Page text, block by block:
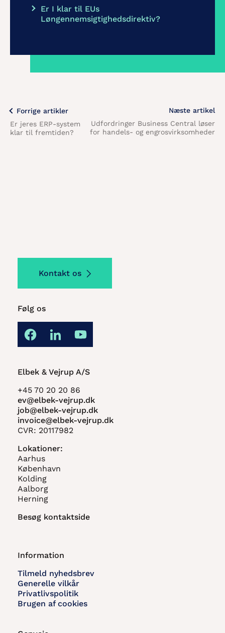
Er I klar til EUs
Løngennemsigtighedsdirektiv?
Forrige artikler
Er jeres ERP-system
klar til fremtiden?
Næste artikel
Udfordringer Business Central løser
for handels- og engrosvirksomheder
Elbek & Vejrup A/S
+45 70 20 20 86
ev@elbek-vejrup.dk
job@elbek-vejrup.dk
invoice@elbek-vejrup.dk
CVR: 20117982
Lokationer:
Aarhus
København
Kolding
Aalborg
Herning
Besøg kontaktside
Information
Tilmeld nyhedsbrev
Generelle vilkår
Privatlivspolitik
Brugen af cookies
Kontakt os
Følg os